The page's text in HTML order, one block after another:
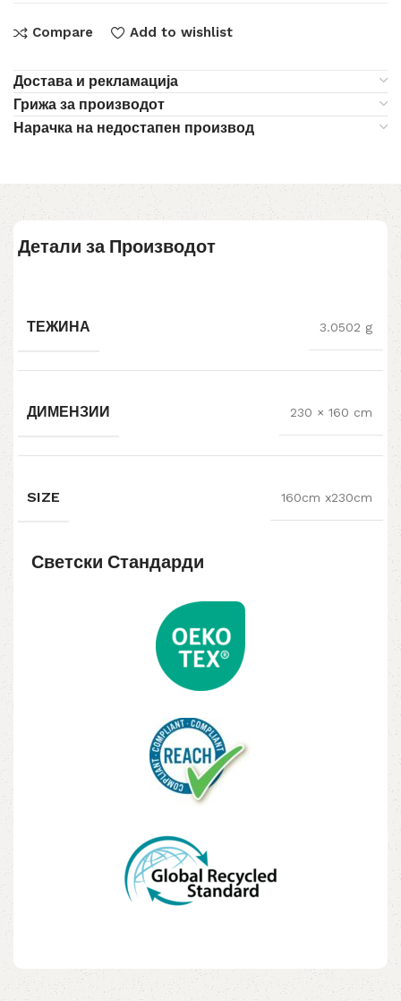
Compare Add to wishlist
Достава и рекламација
Грижа за производот
Нарачка на недостапен производ
Детали за Производот
ТЕЖИНА 3.0502 g
ДИМЕНЗИИ 230 × 160 cm
SIZE 160cm x230cm
Светски Стандарди